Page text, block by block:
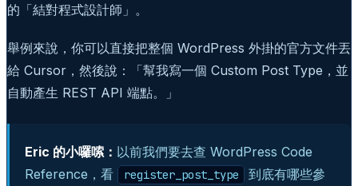
的「結對程式設計師」。
舉例來說，你可以直接把整個 WordPress 外掛的官方文件丟
給 Cursor，然後說：「幫我寫一個 Custom Post Type，並
自動產生 REST API 端點。」
Eric 的小囉嗦： 以前我們要去查 WordPress Code
Reference，看
register_post_type
到底有哪些參